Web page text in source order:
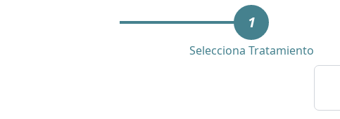
1
Selecciona Tratamiento